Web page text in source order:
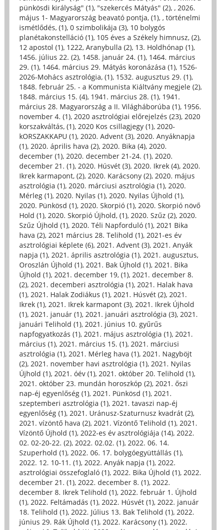
pünkösdi királyság" (1), "szekercés Mátyás" (2), , 2026.
május 1- Magyarország beavató pontja, (1), , történelmi
ismétlődés, (1), 0 szimbolikája (3), 10 bolygós
planétakonstelláció (1), 105 éves a Székely himnusz, (2),
12 apostol (1), 1222, Aranybulla (2), 13. Holdhónap (1),
1456. július 22. (2), 1458. január 24. (1), 1464. március
29. (1), 1464. március 29. Mátyás koronázása (1), 1526-
2026-Mohács asztrológia, (1), 1532. augusztus 29. (1),
1848. február 25. - a Kommunista Kiáltvány megjele (2),
1848. március 15. (4), 1941. március 28. (1), 1941.
március 28. Magyarország a II. Világháborúba (1), 1956.
november 4. (1), 2020 asztrológiai előrejelzés (23), 2020
korszakváltás, (1), 2020 Kos csillagjegy (1), 2020-
kORSZAKKAPU (1), 2020. Advent (3), 2020. Anyáknapja
(1), 2020. április hava (2), 2020. Bika (4), 2020.
december (1), 2020. december 21-24. (1), 2020.
december 21. (1), 2020. Húsvét (3), 2020. Ikrek (4), 2020.
Ikrek karmapont, (2), 2020. Karácsony (2), 2020. május
asztrológia (1), 2020. márciusi asztrológia (1), 2020.
Mérleg (1), 2020. Nyilas (1), 2020. Nyilas Újhold (1),
2020. Pünkösd (1), 2020. Skorpió (1), 2020. Skorpió növő
Hold (1), 2020. Skorpió Újhold, (1), 2020. Szűz (2), 2020.
Szűz Újhold (1), 2020. Téli Napforduló (1), 2021 Bika
hava (2), 2021 március 28. Telihold (1), 2021-es év
asztrológiai képlete (6), 2021. Advent (3), 2021. Anyák
napja (1), 2021. április asztrológia (1), 2021. augusztus,
Oroszlán Újhold (1), 2021. Bak Újhold (1), 2021. Bika
Újhold (1), 2021. december 19, (1), 2021. december 8.
(2), 2021. decemberi asztrológia (1), 2021. Halak hava
(1), 2021. Halak Zodiákus (1), 2021. Húsvét (2), 2021.
Ikrek (1), 2021. Ikrek karmapont (3), 2021. Ikrek Újhold
(1), 2021. január (1), 2021. januári asztrológia (3), 2021.
januári Telihold (1), 2021. június 10. gyűrűs
napfogyatkozás (1), 2021. május asztrológia (1), 2021.
március (1), 2021. március 15. (1), 2021. márciusi
asztrológia (1), 2021. Mérleg hava (1), 2021. Nagyböjt
(2), 2021. november havi asztrológia (1), 2021. Nyilas
Újhold (1), 2021. óév (1), 2021. október 20. Telihold (1),
2021. október 23. mundán horoszkóp (2), 2021. őszi
nap-éj egyenlőség (1), 2021. Pünkösd (1), 2021.
szeptemberi asztrológia (1), 2021. tavaszi nap-éj
egyenlőség (1), 2021. Uránusz-Szaturnusz kvadrát (2),
2021. vízöntő hava (2), 2021. Vízöntő Telihold (1), 2021.
Vízöntő Újhold (1), 2022-es év asztrológiája (14), 2022.
02. 02-20-22. (2), 2022. 02.02. (1), 2022. 06. 14.
Szuperhold (1), 2022. 06. 17. bolygóegyüttállás (1),
2022. 12. 10-11. (1), 2022. Anyák napja (1), 2022.
asztrológiai összefoglaló (1), 2022. Bika Újhold (1), 2022.
december 21. (1), 2022. december 8. (1), 2022.
december 8. Ikrek Telihold (1), 2022. február 1. Újhold
(1), 2022. Feltámadás (1), 2022. Húsvét (1), 2022. január
18. Telihold (1), 2022. Július 13. Bak Telihold (1), 2022.
június 29. Rák Újhold (1), 2022. Karácsony (1), 2022.